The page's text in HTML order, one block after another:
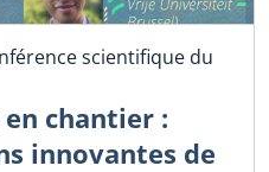
scientifique du
chantier :
innovantes de